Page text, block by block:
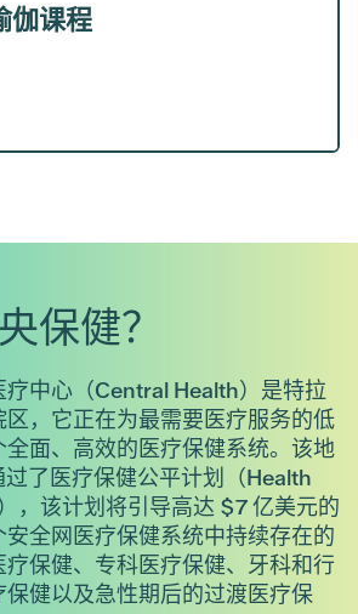
伽课程
保健？
疗中心（Central Health）是特拉
，它正在为最需要医疗服务的低
面、高效的医疗保健系统。该地
了医疗保健公平计划（Health
，该计划将引导高达 $7 亿美元的
全网医疗保健系统中持续存在的
保健、专科医疗保健、牙科和行
健以及急性期后的过渡医疗保